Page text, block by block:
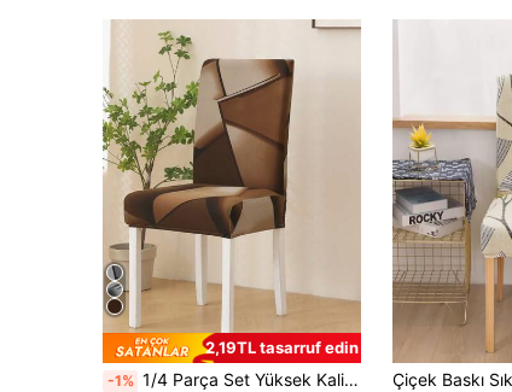
2,19TL tasarruf edin
-1% 1/4 Parça Set Yüksek Kalite Kahverengi Deri Desenli Sandalye Kılıfı, Elastik Sandalye Kılıfı, Modern Polyester Elyaf Sandalye Kılıfı, Otel ve Ev Kullanımına Uygun